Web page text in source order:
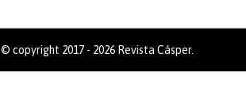
© copyright 2017 - 2026 Revista Cásper.